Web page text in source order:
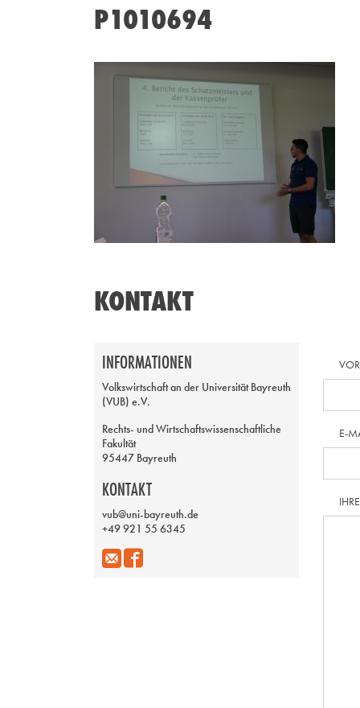
P1010694
KONTAKT
INFORMATIONEN
Volkswirtschaft an der Universität Bayreuth
(VUB) e.V.
Rechts- und Wirtschaftswissenschaftliche
Fakultät
95447 Bayreuth
KONTAKT
vub@uni-bayreuth.de
+49 921 55 6345
E-